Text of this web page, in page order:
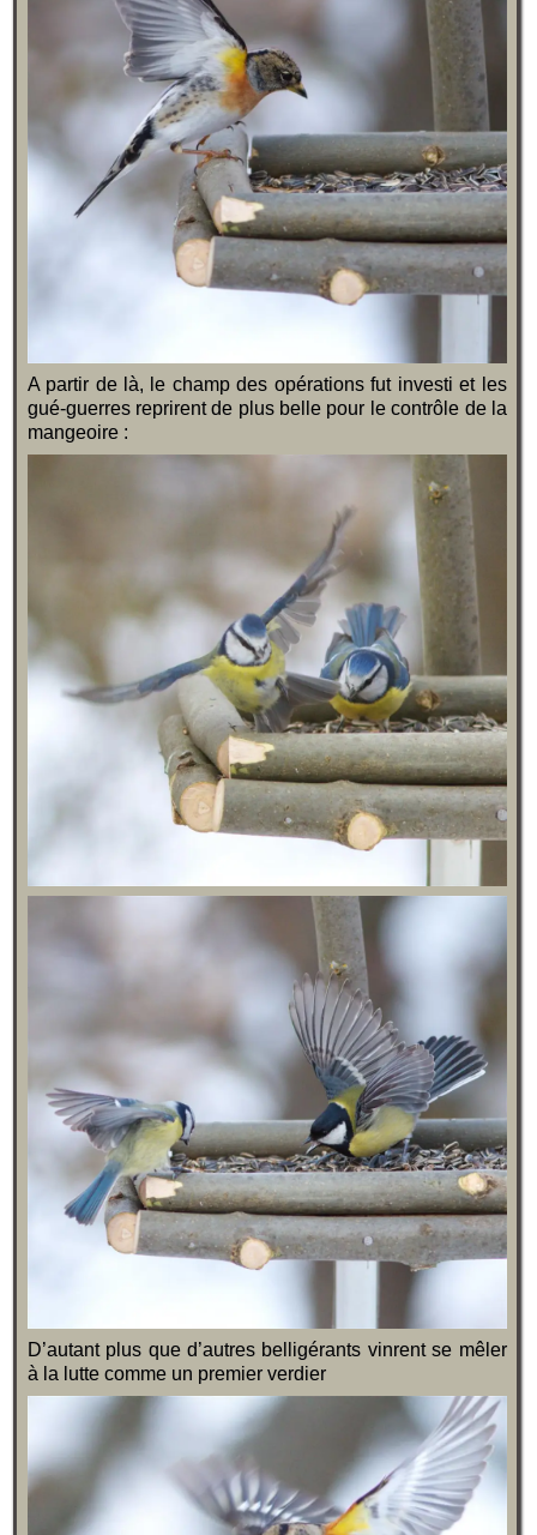
A partir de là, le champ des opérations fut investi et les
gué-guerres reprirent de plus belle pour le contrôle de la
mangeoire :
D’autant plus que d’autres belligérants vinrent se mêler
à la lutte comme un premier verdier